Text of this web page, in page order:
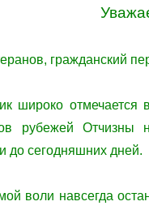
гражданский
широко
рубежей Отчизны
до сегодняшних дней.
воли навсегда